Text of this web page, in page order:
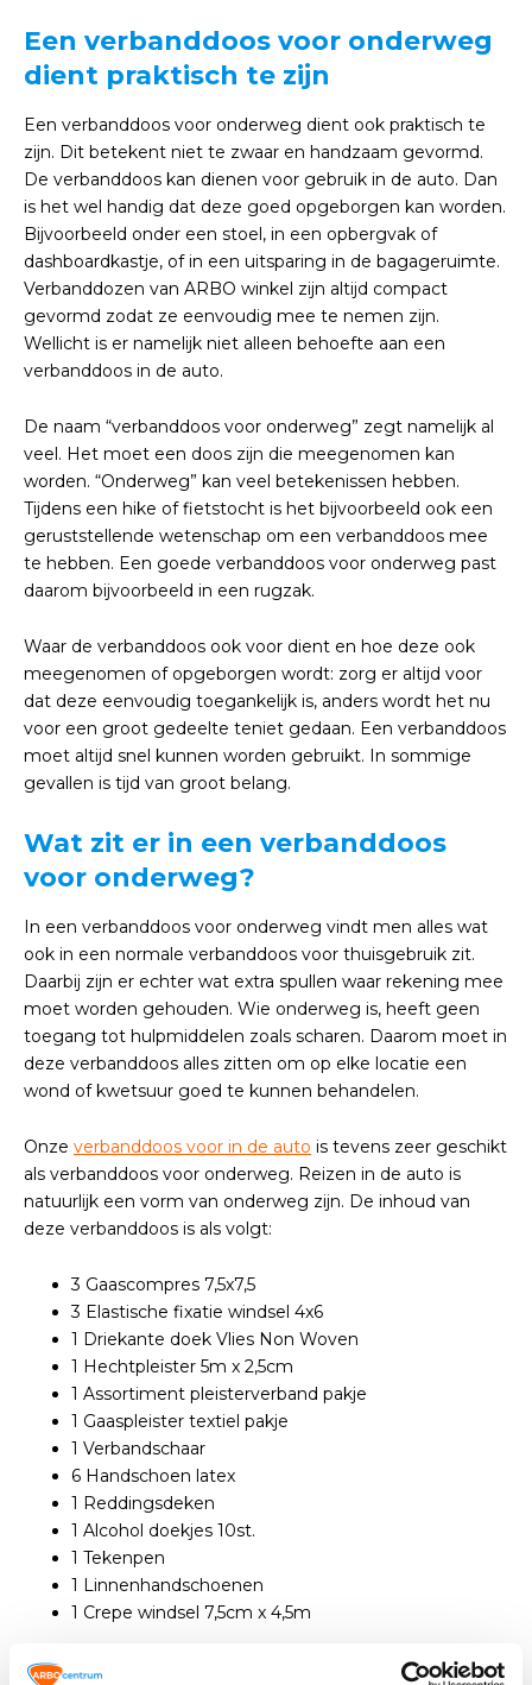
Een verbanddoos voor onderweg
dient praktisch te zijn
Een verbanddoos voor onderweg dient ook praktisch te
zijn. Dit betekent niet te zwaar en handzaam gevormd.
De verbanddoos kan dienen voor gebruik in de auto. Dan
is het wel handig dat deze goed opgeborgen kan worden.
Bijvoorbeeld onder een stoel, in een opbergvak of
dashboardkastje, of in een uitsparing in de bagageruimte.
Verbanddozen van ARBO winkel zijn altijd compact
gevormd zodat ze eenvoudig mee te nemen zijn.
Wellicht is er namelijk niet alleen behoefte aan een
verbanddoos in de auto.
De naam “verbanddoos voor onderweg” zegt namelijk al
veel. Het moet een doos zijn die meegenomen kan
worden. “Onderweg” kan veel betekenissen hebben.
Tijdens een hike of fietstocht is het bijvoorbeeld ook een
geruststellende wetenschap om een verbanddoos mee
te hebben. Een goede verbanddoos voor onderweg past
daarom bijvoorbeeld in een rugzak.
Waar de verbanddoos ook voor dient en hoe deze ook
meegenomen of opgeborgen wordt: zorg er altijd voor
dat deze eenvoudig toegankelijk is, anders wordt het nu
voor een groot gedeelte teniet gedaan. Een verbanddoos
moet altijd snel kunnen worden gebruikt. In sommige
gevallen is tijd van groot belang.
Wat zit er in een verbanddoos
voor onderweg?
In een verbanddoos voor onderweg vindt men alles wat
ook in een normale verbanddoos voor thuisgebruik zit.
Daarbij zijn er echter wat extra spullen waar rekening mee
moet worden gehouden. Wie onderweg is, heeft geen
toegang tot hulpmiddelen zoals scharen. Daarom moet in
deze verbanddoos alles zitten om op elke locatie een
wond of kwetsuur goed te kunnen behandelen.
Onze verbanddoos voor in de auto is tevens zeer geschikt
als verbanddoos voor onderweg. Reizen in de auto is
natuurlijk een vorm van onderweg zijn. De inhoud van
deze verbanddoos is als volgt:
3 Gaascompres 7,5x7,5
3 Elastische fixatie windsel 4x6
1 Driekante doek Vlies Non Woven
1 Hechtpleister 5m x 2,5cm
1 Assortiment pleisterverband pakje
1 Gaaspleister textiel pakje
1 Verbandschaar
6 Handschoen latex
1 Reddingsdeken
1 Alcohol doekjes 10st.
1 Tekenpen
1 Linnenhandschoenen
1 Crepe windsel 7,5cm x 4,5m
Belangrijk is dus dat in deze verbanddoos een